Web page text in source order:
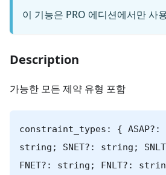
이 기능은 PRO 에디션에서만 사
Description
가능한 모든 제약 유형 포함
constraint_types: { ASAP?:
string; SNET?: string;
FNET?: string; FNLT?: